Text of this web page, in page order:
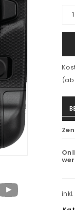
(ab
inkl.